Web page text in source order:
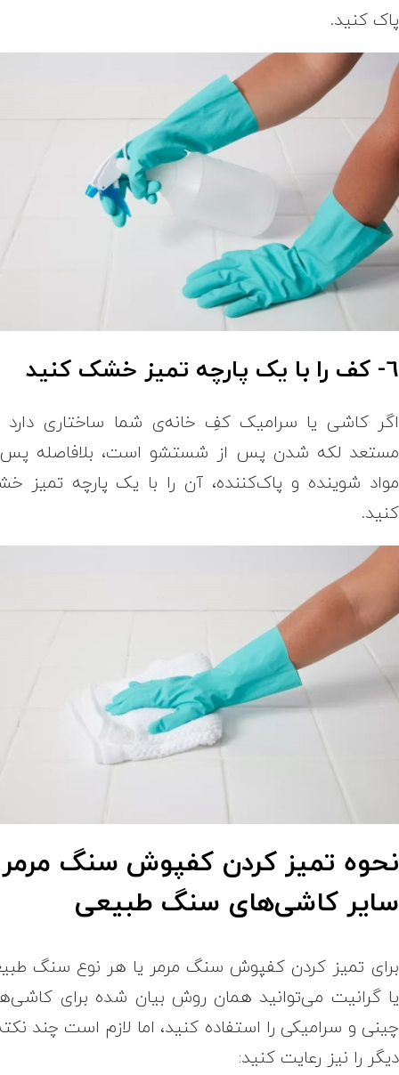
پاک کنید.
6- کف را با یک پارچه تمیز خشک کنید
اگر کاشی یا سرامیک کفِ خانه‌ی شما ساختاری
مستعد لکه شدن پس از شستشو است، بلافاصله پس
مواد شوینده و پاک‌کننده، آن را با یک پارچه تمیز
کنید.
نحوه تمیز کردن کفپوش سنگ
سایر کاشی‌های سنگ طبیعی
برای تمیز کردن کفپوش سنگ مرمر یا هر نوع سنگ
یا گرانیت می‌توانید همان روش بیان شده برای
چینی و سرامیکی را استفاده کنید، اما لازم است چند
دیگر را نیز رعایت کنید: